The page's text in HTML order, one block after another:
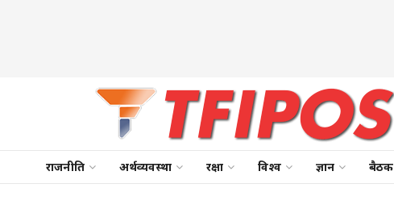
राजनीति अर्थव्यवस्था रक्षा विश्व ज्ञान बैठक